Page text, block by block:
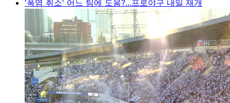
'폭염 취소' 어느 팀에 도움?...프로야구 내일 재개